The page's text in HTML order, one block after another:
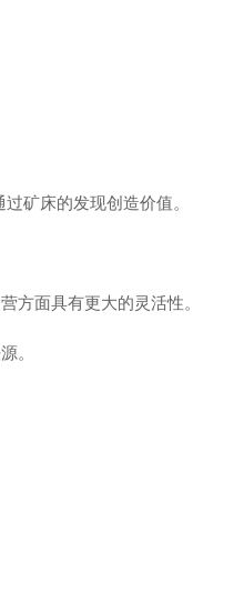
矿床的发现创造价值。
方面具有更大的灵活性。
。